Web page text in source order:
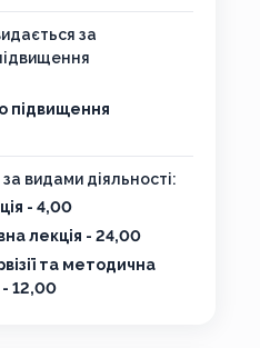
за
підвищення
видами діяльності:
- 4,00
лекція - 24,00
та методична
12,00